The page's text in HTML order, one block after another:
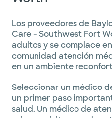
Los proveedores de
Care - Southwest Fort
adultos y se complace
comunidad atención
en un ambiente
Seleccionar un médico
un primer paso
salud. Un médico de